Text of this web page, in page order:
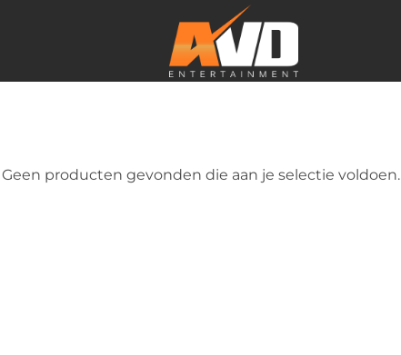
Geen producten gevonden die aan je selectie voldoen.